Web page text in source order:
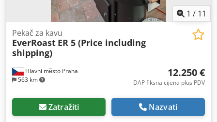
1 / 11
Hlavní město Praha
563 km
Pekač za kavu
EverRoast ER 5 (Price including
shipping)
12.250 €
DAP fiksna cijena plus PDV
Zatražiti Nazvati